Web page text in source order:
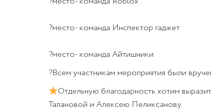
?место- команда Инспектор гаджет
?место- команда Айтишники
?Всем участникам мероприятия были
Отдельную благодарность хотим
Талановой и Алексею Пеликсанову.